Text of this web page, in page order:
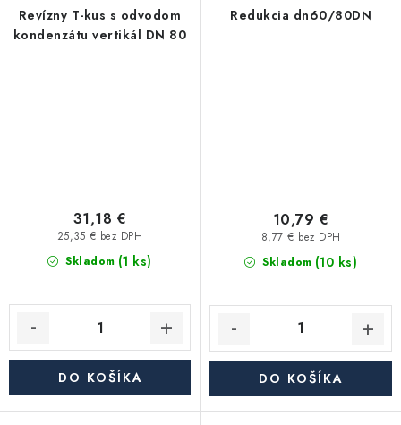
Revízny T-kus s odvodom
kondenzátu vertikál DN 80
Skladom (1 ks)
25,35 € bez DPH
31,18 €
DO KOŠÍKA
Redukcia dn60/80DN
Skladom (10 ks)
8,77 € bez DPH
10,79 €
DO KOŠÍKA